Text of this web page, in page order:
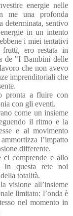
energie nelle
me una profonda
determinata, sentivo
in un intento
i miei tentativi
frutti, ero restata in
de "I Bambini delle
che non avevo
imprenditoriali che
pronta a fluire con
con gli eventi.
come un insieme
il ritmo e la
e al movimento
l’impatto
differente.
ci comprende e allo
In questa rete noi
totalità.
visione all’insieme
limitato: l’onda è
nel momento in